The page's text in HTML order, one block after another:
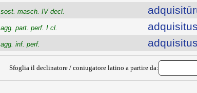
sost. masch. IV decl.
agg. part. perf. I cl.
agg. inf. perf.
adquisitus
adquisitus
Sfoglia il declinatore / coniugatore latino a partire da: